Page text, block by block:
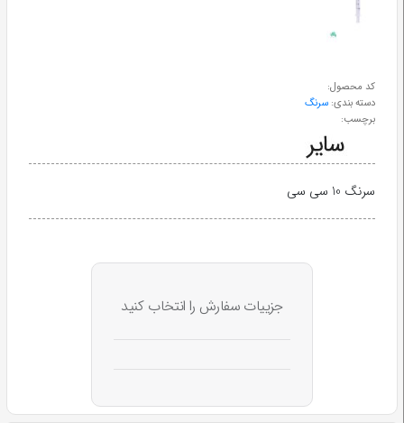
ابزار
جراحی
کد محصول:
دسته بندی: سرنگ
برچسب:
سرنگ 10 سی سی
جزییات سفارش را انتخاب کنید